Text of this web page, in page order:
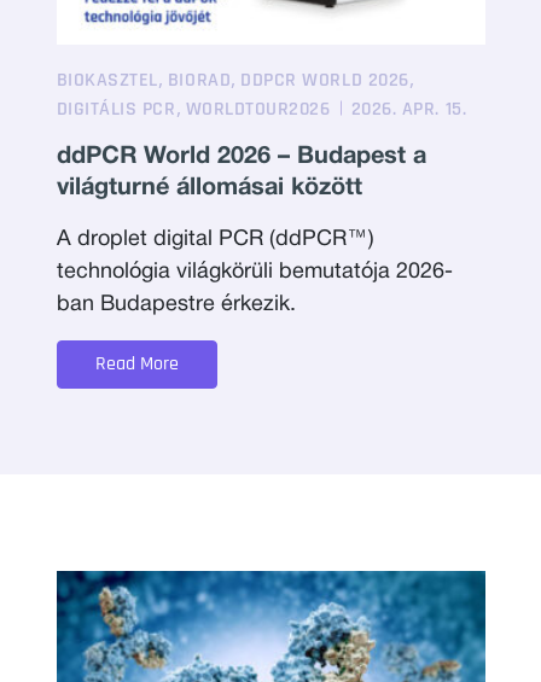
BIOKASZTEL, BIORAD, DDPCR WORLD 2026,
DIGITÁLIS PCR, WORLDTOUR2026 2026. APR. 15.
ddPCR World 2026 – Budapest a
világturné állomásai között
A droplet digital PCR (ddPCR™)
technológia világkörüli bemutatója 2026-
ban Budapestre érkezik.
Read More